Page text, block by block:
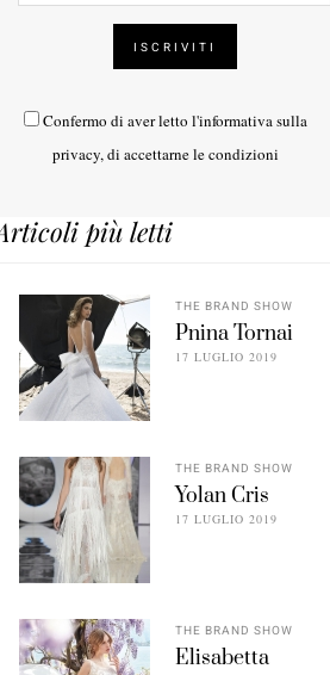
Confermo di aver letto l'informativa sulla
privacy, di accettarne le condizioni
più letti
THE BRAND SHOW
Pnina Tornai
17 LUGLIO 2019
THE BRAND SHOW
Yolan Cris
17 LUGLIO 2019
THE BRAND SHOW
Elisabetta